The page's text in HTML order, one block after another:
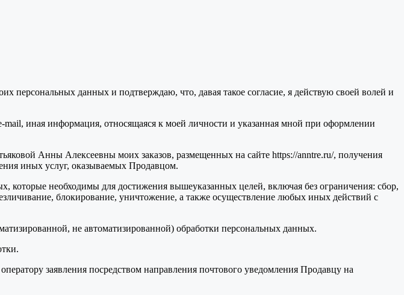
персональных данных и подтверждаю, что, давая такое согласие, я действую своей волей и
иная информация, относящаяся к моей личности и указанная мной при оформлении
Анны Алексеевны моих заказов, размещенных на сайте https://anntre.ru/, получения
иных услуг, оказываемых Продавцом.
которые необходимы для достижения вышеуказанных целей, включая без ограничения: сбор,
блокирование, уничтожение, а также осуществление любых иных действий с
не автоматизированной) обработки персональных данных.
заявления посредством направления почтового уведомления Продавцу на